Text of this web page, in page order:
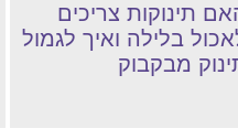
תינוקות צריכים
בלילה ואיך לגמול
מבקבוק